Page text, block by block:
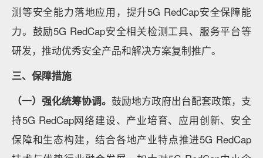
测等安全能力落地应用，提升5G RedCap安全保障能
力。鼓励5G RedCap安全相关检测工具、服务平台等
研发，推动优秀安全产品和解决方案复制推广。
三、保障措施
（一）强化统筹协调。 鼓励地方政府出台配套政策，支
持5G RedCap网络建设、产业培育、应用创新、安全
保障和生态构建，结合各地产业特点推进5G RedCap